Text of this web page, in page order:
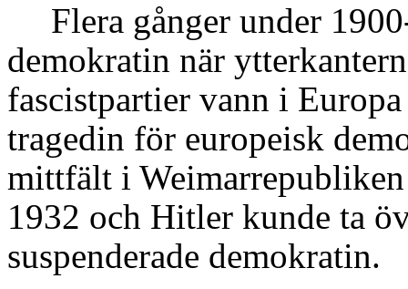
Flera gånger under
demokratin när
fascistpartier vann i
tragedin för europeisk
mittfält i
1932 och Hitler kunde ta
suspenderade demokratin.